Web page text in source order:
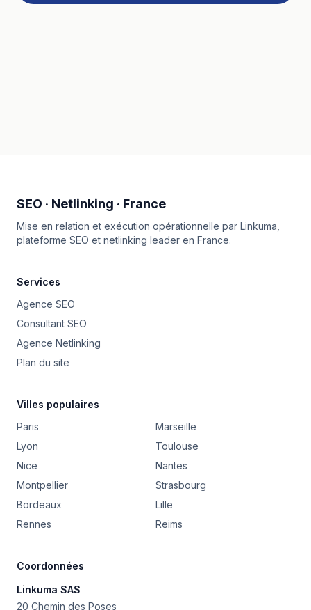
SEO · Netlinking · France
Mise en relation et exécution opérationnelle par Linkuma
plateforme SEO et netlinking leader en France.
Services
Agence SEO
Consultant SEO
Agence Netlinking
Plan du site
Villes populaires
Paris
Marseille
Lyon
Toulouse
Nice
Nantes
Montpellier
Strasbourg
Bordeaux
Lille
Rennes
Reims
Coordonnées
Linkuma SAS
20 Chemin des Poses